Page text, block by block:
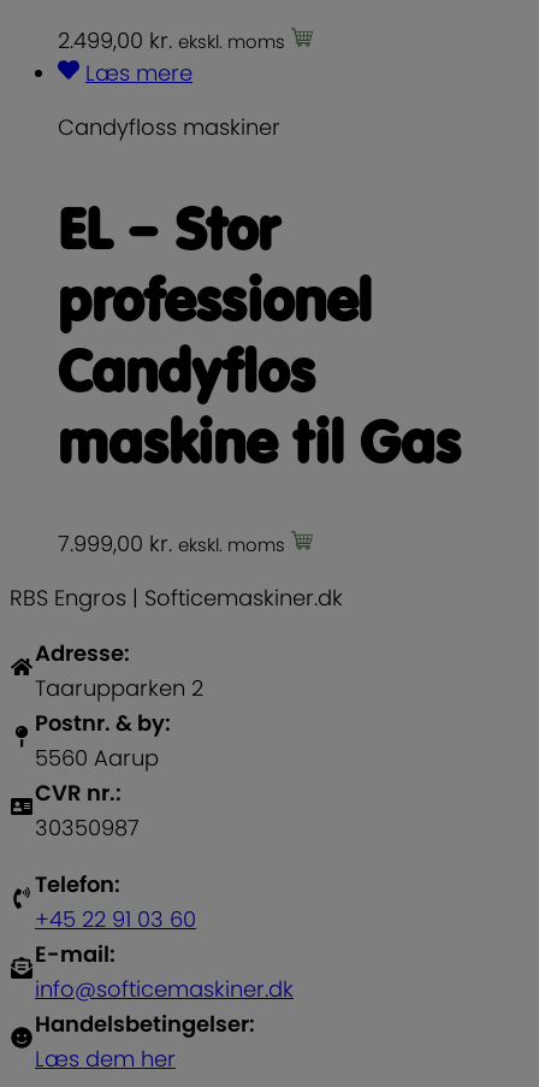
2.499,00 kr. ekskl. moms
Læs mere
Candyfloss maskiner
EL – Stor
professionel
Candyflos
maskine til Gas
7.999,00 kr. ekskl. moms
RBS Engros | Softicemaskiner.dk
Adresse:
Taarupparken 2
Postnr. & by:
5560 Aarup
CVR nr.:
30350987
Telefon:
+45 22 91 03 60
E-mail:
info@softicemaskiner.dk
Handelsbetingelser:
Læs dem her